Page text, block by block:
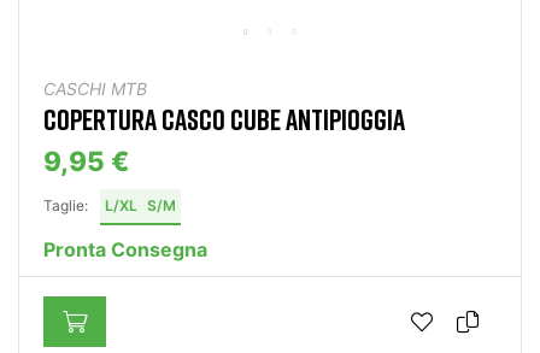
CASCHI MTB
COPERTURA CASCO CUBE ANTIPIOGGIA
9,95 €
Taglie: L/XL S/M
Pronta Consegna